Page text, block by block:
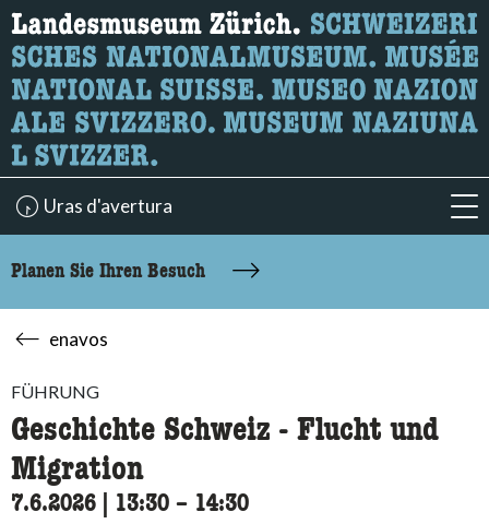
Wonach suchen Sie?
Hier können Sie nach Inhalten der Seite suchen.
Uras d'avertura
Planen Sie Ihren Besuch
enavos
FÜHRUNG
Geschichte Schweiz - Flucht und
Migration
7.6.2026 13:30 accessibility.time_to
– 14:30